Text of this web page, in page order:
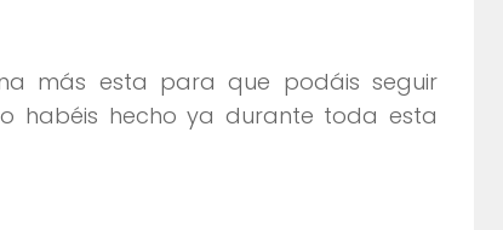
más esta para que podáis seguir
habéis hecho ya durante toda esta